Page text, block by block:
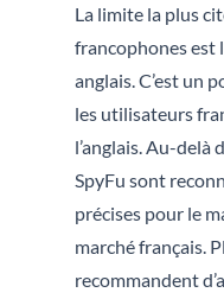
La limite la plus
francophones est
anglais. C’est un
les utilisateurs
l’anglais. Au-delà
SpyFu sont
précises pour le
marché français.
recommandent